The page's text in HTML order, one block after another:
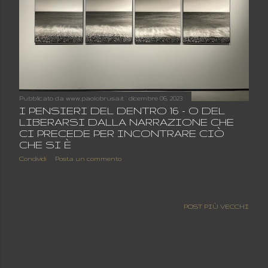
Pubblicato da www.paolobrusa.it dicembre 06, 2023
I PENSIERI DEL DENTRO 16 - O DEL
LIBERARSI DALLA NARRAZIONE CHE
CI PRECEDE PER INCONTRARE CIÒ
CHE SI È
Condividi Posta un commento
POST PIÙ VECCHI